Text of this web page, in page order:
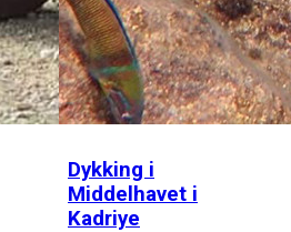
Dykking i
Middelhavet i
Kadriye